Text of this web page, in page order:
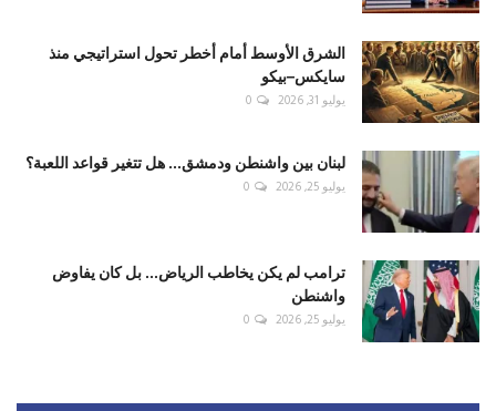
الشرق الأوسط أمام أخطر تحول استراتيجي منذ
سايكس–بيكو
يوليو 31, 2026 0
لبنان بين واشنطن ودمشق... هل تتغير قواعد اللعبة؟
يوليو 25, 2026 0
ترامب لم يكن يخاطب الرياض... بل كان يفاوض
واشنطن
يوليو 25, 2026 0